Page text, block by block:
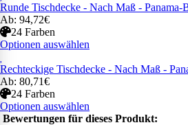
Runde Tischdecke - Nach Maß - Panama-
Ab: 94,72€
24 Farben
Optionen auswählen
Rechteckige Tischdecke - Nach Maß -
Ab: 80,71€
24 Farben
Optionen auswählen
Bewertungen für dieses Produkt: